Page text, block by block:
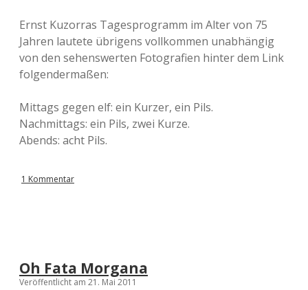
Ernst Kuzorras Tagesprogramm im Alter von 75
Jahren lautete übrigens vollkommen unabhängig
von den sehenswerten Fotografien hinter dem Link
folgendermaßen:
Mittags gegen elf: ein Kurzer, ein Pils.
Nachmittags: ein Pils, zwei Kurze.
Abends: acht Pils.
1 Kommentar
Oh Fata Morgana
Veröffentlicht am 21. Mai 2011